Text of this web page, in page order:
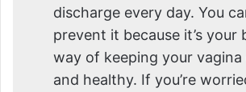
discharge every day. You
prevent it because it’s your
way of keeping your vagina
and healthy. If you’re